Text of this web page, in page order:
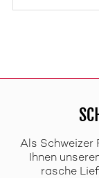
Als Schweizer
Ihnen
rasche